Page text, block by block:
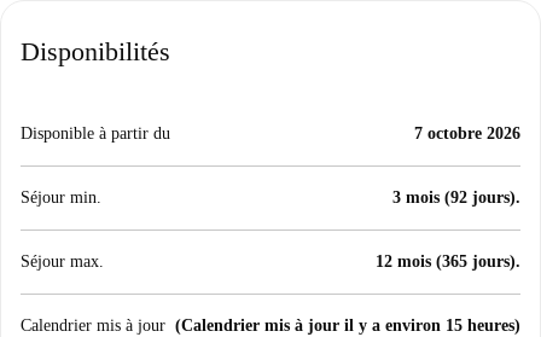
Disponibilités
Disponible à partir du 7 octobre 2026
Séjour min. 3 mois (92 jours).
Séjour max. 12 mois (365 jours).
Calendrier mis à jour (Calendrier mis à jour il y a environ 15 heures)